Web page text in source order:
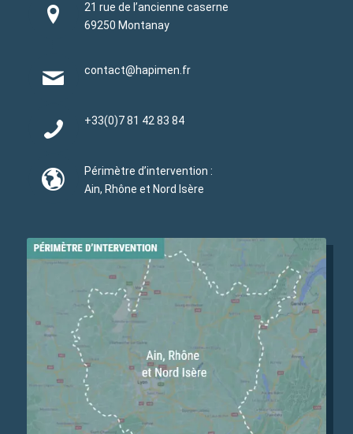
21 rue de l’ancienne caserne
69250 Montanay
contact@hapimen.fr
+33(0)7 81 42 83 84
Périmètre d’intervention :
Ain, Rhône et Nord Isère